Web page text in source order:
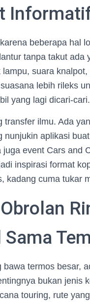
beberapa hal
tanpa takut ada
suara
lebih rileks
yang lagi dicari-cari.
transfer ilmu. Ada
nunjukin aplikasi
juga event Cars
inspirasi format
kadang cuma tukar
termos besar,
bukan jenis
touring, rute